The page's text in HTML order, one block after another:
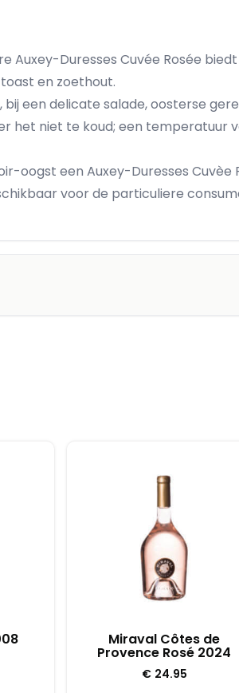
Auxey-Duresses Cuvée Rosée
en zoethout.
bij een delicate salade, oosterse
het niet te koud; een temperatuur
oogst een Auxey-Duresses Cuvèe
voor de particuliere
Miraval Côtes de
Provence Rosé 2024
€ 24.95